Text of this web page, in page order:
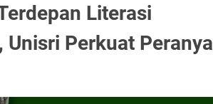
Literasi
Unisri Perkuat Peranya